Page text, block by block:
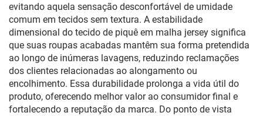
evitando aquela sensação desconfortável de umidade
comum em tecidos sem textura. A estabilidade
dimensional do tecido de piquê em malha jersey significa
que suas roupas acabadas mantêm sua forma pretendida
ao longo de inúmeras lavagens, reduzindo reclamações
dos clientes relacionadas ao alongamento ou
encolhimento. Essa durabilidade prolonga a vida útil do
produto, oferecendo melhor valor ao consumidor final e
fortalecendo a reputação da marca. Do ponto de vista